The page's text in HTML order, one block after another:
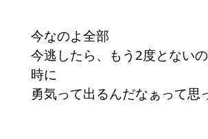
今なのよ全部
今逃したら、もう2度とない
時に
勇気って出るんだなぁって思